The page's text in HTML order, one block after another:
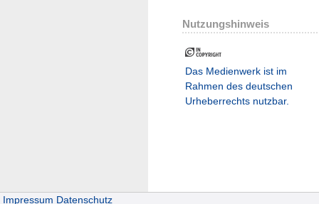
Nutzungshinweis
Das Medienwerk ist im
Rahmen des deutschen
Urheberrechts nutzbar.
Impressum Datenschutz